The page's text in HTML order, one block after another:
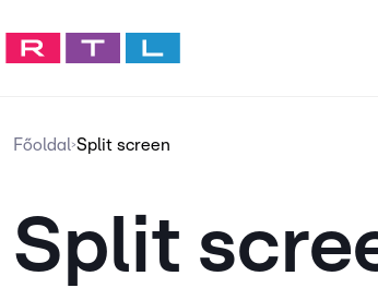
Főoldal>Split screen
Split